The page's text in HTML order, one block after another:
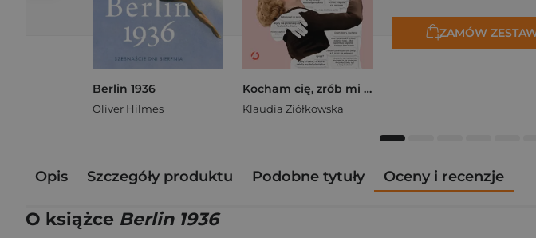
Berlin 1936
Oliver Hilmes
Kocham cię, zrób mi przelew. Historie o miłości, która kosztowała miliony, zdrowie, a nawet życie
Klaudia Ziółkowska
ZAMÓW
Opis Szczegóły produktu Podobne tytuły Oceny i recenzje
O książce Berlin 1936